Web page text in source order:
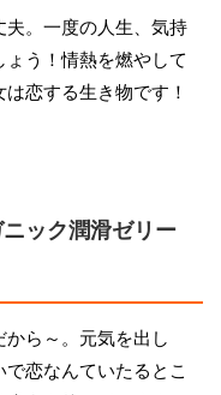
夫。一度の人生、気持
う！情熱を燃やして
恋する生き物です！
ック潤滑ゼリー
ら～。元気を出し
恋なんていたるとこ